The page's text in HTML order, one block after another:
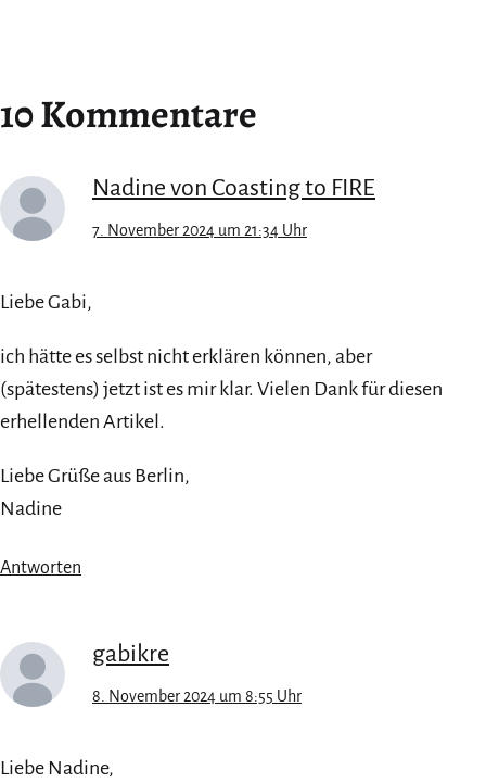
10 Kommentare
Nadine von Coasting to FIRE
7. November 2024 um 21:34 Uhr
Liebe Gabi,
ich hätte es selbst nicht erklären können, aber
(spätestens) jetzt ist es mir klar. Vielen Dank für diesen
erhellenden Artikel.
Liebe Grüße aus Berlin,
Nadine
Antworten
gabikre
8. November 2024 um 8:55 Uhr
Liebe Nadine,